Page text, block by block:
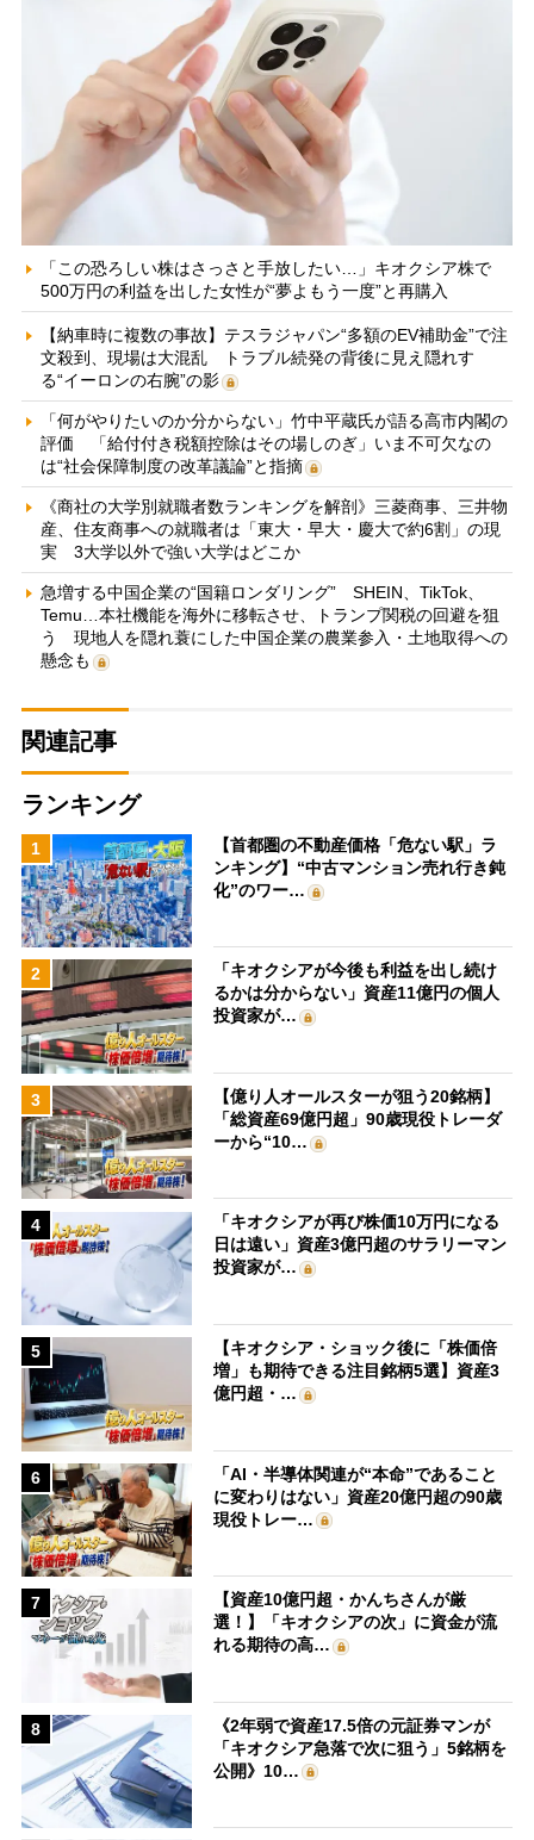
「この恐ろしい株はさっさと手放したい…」キオクシア株で
500万円の利益を出した女性が“夢よもう一度”と再購入
【納車時に複数の事故】テスラジャパン“多額のEV補助金”で注
文殺到、現場は大混乱 トラブル続発の背後に見え隠れす
る“イーロンの右腕”の影
「何がやりたいのか分からない」竹中平蔵氏が語る高市内閣の
評価 「給付付き税額控除はその場しのぎ」いま不可欠なの
は“社会保障制度の改革議論”と指摘
《商社の大学別就職者数ランキングを解剖》三菱商事、三井物
産、住友商事への就職者は「東大・早大・慶大で約6割」の現
実 3大学以外で強い大学はどこか
急増する中国企業の“国籍ロンダリング” SHEIN、TikTok、
Temu…本社機能を海外に移転させ、トランプ関税の回避を狙
う 現地人を隠れ蓑にした中国企業の農業参入・土地取得への
懸念も
関連記事
ランキング
1
【首都圏の不動産価格「危ない駅」ラ
ンキング】“中古マンション売れ行き鈍
化”のワー…
2
「キオクシアが今後も利益を出し続け
るかは分からない」資産11億円の個人
投資家が…
3
【億り人オールスターが狙う20銘柄】
「総資産69億円超」90歳現役トレーダ
ーから“10…
4
「キオクシアが再び株価10万円になる
日は遠い」資産3億円超のサラリーマン
投資家が…
5
【キオクシア・ショック後に「株価倍
増」も期待できる注目銘柄5選】資産3
億円超・…
6
「AI・半導体関連が“本命”であること
に変わりはない」資産20億円超の90歳
現役トレー…
7
【資産10億円超・かんちさんが厳
選！】「キオクシアの次」に資金が流
れる期待の高…
8
《2年弱で資産17.5倍の元証券マンが
「キオクシア急落で次に狙う」5銘柄を
公開》10…